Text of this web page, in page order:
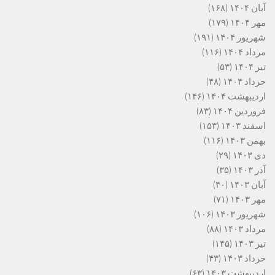
آبان ۱۴۰۴
(۱۶۸)
مهر ۱۴۰۴
(۱۷۹)
شهریور ۱۴۰۴
(۱۹۱)
مرداد ۱۴۰۴
(۱۱۶)
تیر ۱۴۰۴
(۵۳)
خرداد ۱۴۰۴
(۴۸)
اردیبهشت ۱۴۰۴
(۱۴۶)
فروردین ۱۴۰۴
(۸۳)
اسفند ۱۴۰۳
(۱۵۳)
بهمن ۱۴۰۳
(۱۱۶)
دی ۱۴۰۳
(۲۹)
آذر ۱۴۰۳
(۳۵)
آبان ۱۴۰۳
(۴۰)
مهر ۱۴۰۳
(۷۱)
شهریور ۱۴۰۳
(۱۰۶)
مرداد ۱۴۰۳
(۸۸)
تیر ۱۴۰۳
(۱۴۵)
خرداد ۱۴۰۳
(۴۳)